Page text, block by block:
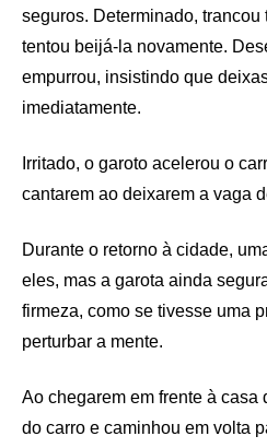
seguros. Determinado,
tentou beijá-la novamente.
empurrou, insistindo que
imediatamente.
Irritado, o garoto acelerou o
cantarem ao deixarem a vaga
Durante o retorno à cidade,
eles, mas a garota ainda
firmeza, como se tivesse uma
perturbar a mente.
Ao chegarem em frente à casa
do carro e caminhou em volta